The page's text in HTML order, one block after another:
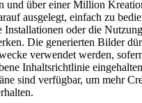
und über einer Million
ausgelegt, einfach zu
Installationen oder die
Die generierten Bilder
verwendet werden,
Inhaltsrichtlinie
sind verfügbar, um mehr